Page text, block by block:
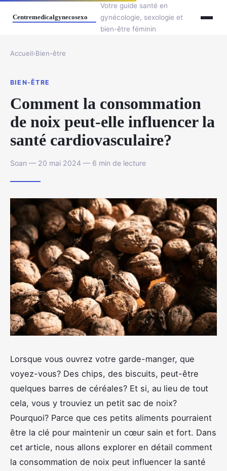
Votre guide santé en
gynécologie, sexologie et
bien-être féminin
Accueil›Bien-être
BIEN-ÊTRE
Comment la consommation
de noix peut-elle influencer la
santé cardiovasculaire?
Soan — 20 mai 2024 — 6 min de lecture
Lorsque vous ouvrez votre garde-manger, que
voyez-vous? Des chips, des biscuits, peut-être
quelques barres de céréales? Et si, au lieu de tout
cela, vous y trouviez un petit sac de noix?
Pourquoi? Parce que ces petits aliments pourraient
être la clé pour maintenir un cœur sain et fort. Dans
cet article, nous allons explorer en détail comment
la consommation de noix peut influencer la santé